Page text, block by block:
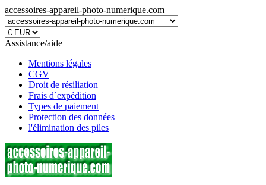
accessoires-appareil-photo-numerique.com
Assistance/aide
Mentions légales
CGV
Droit de résiliation
Frais d`expédition
Types de paiement
Protection des données
l'élimination des piles